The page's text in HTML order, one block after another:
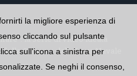
la serie di video ideata
Crusca e dalla Lega Navale
la migliore esperienza di
cliccando sul pulsante
sull'icona a sinistra per
Se neghi il consenso,